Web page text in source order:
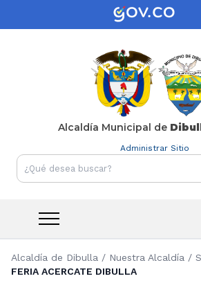
Alcaldía Municipal de
Administrar Sitio
Alcaldía de Dibulla / Nuestra Alcaldía /
FERIA ACERCATE DIBULLA